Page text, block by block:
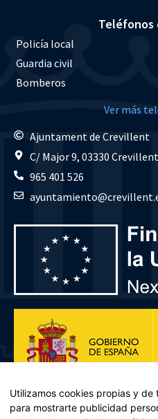
Teléfonos
Policía local
Guardia civil
Bomberos
Ver más
Ajuntament de Crevillent
C/ Major 9, 03330
965 401 526
Utilizamos cookies propias y
para mostrarte publicidad